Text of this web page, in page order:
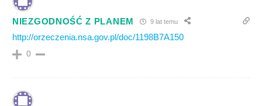
NIEZGODNOŚĆ Z PLANEM 9 lat temu
http://orzeczenia.nsa.gov.pl/doc/1198B7A150
0